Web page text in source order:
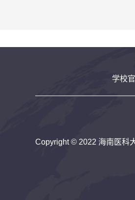
学校
Copyright © 2022 海南医科